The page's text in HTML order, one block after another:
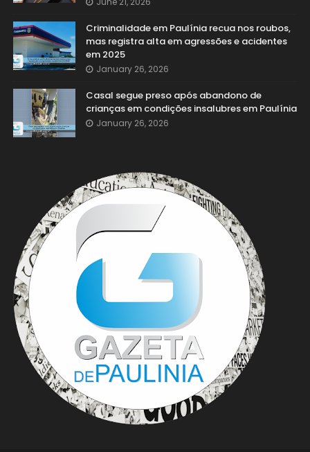
Criminalidade em Paulínia recua nos roubos,
mas registra alta em agressões e acidentes
em 2025
January 26, 2026
Casal segue preso após abandono de
crianças em condições insalubres em Paulínia
January 26, 2026